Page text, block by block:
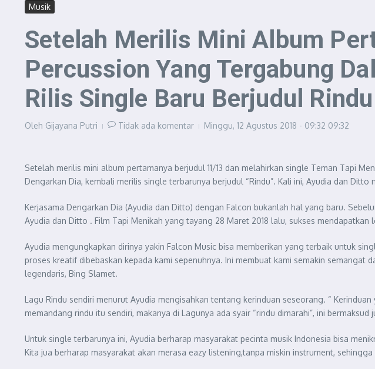
Musik
Setelah Merilis Mini Album
Percussion Yang Tergabung
Rilis Single Baru Berjudul Rindu
Oleh Gijayana Putri Tidak ada komentar Minggu, 12 Agustus 2018 - 09:32 09:32
Setelah merilis mini album pertamanya berjudul 11/13 dan melahirkan single Teman Tapi
Dengarkan Dia, kembali merilis single terbarunya berjudul “Rindu”. Kali ini, Ayudia dan
Kerjasama Dengarkan Dia (Ayudia dan Ditto) dengan Falcon bukanlah hal yang baru.
Ayudia dan Ditto . Film Tapi Menikah yang tayang 28 Maret 2018 lalu, sukses mendapatkan
Ayudia mengungkapkan dirinya yakin Falcon Music bisa memberikan yang terbaik untuk
proses kreatif dibebaskan kepada kami sepenuhnya. Ini membuat kami semakin semangat
legendaris, Bing Slamet.
Lagu Rindu sendiri menurut Ayudia mengisahkan tentang kerinduan seseorang. “
memandang rindu itu sendiri, makanya di Lagunya ada syair “rindu dimarahi”, ini
Untuk single terbarunya ini, Ayudia berharap masyarakat pecinta musik Indonesia bisa
Kita jua berharap masyarakat akan merasa eazy listening,tanpa miskin instrument,